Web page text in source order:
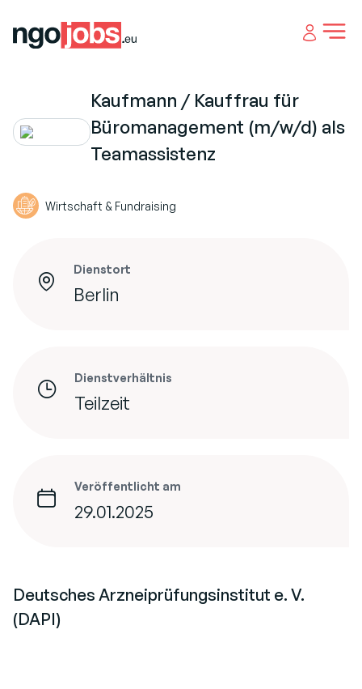
Open
Kaufmann / Kauffrau für
Büromanagement (m/w/d) als
Teamassistenz
Wirtschaft & Fundraising
Dienstort
Berlin
Dienstverhältnis
Teilzeit
Veröffentlicht am
29.01.2025
Deutsches Arzneiprüfungsinstitut e. V.
(DAPI)